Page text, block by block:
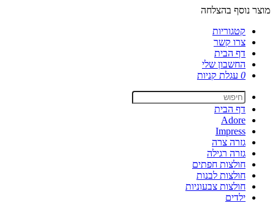
מוצר נוסף בהצלחה
קטגוריות
צרו קשר
דף הבית
החשבון שלי
0 עגלת קניות
דף הבית
Adore
Impress
גזרה צרה
גזרה רגילה
חולצות חפתים
חולצות לבנות
חולצות צבעוניות
ילדים